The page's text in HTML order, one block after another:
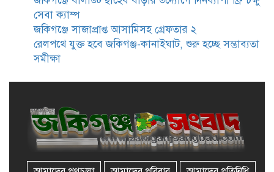
ভাতা পেতে টাকা লাগে না, জকিগঞ্জে
সমাজসেবা কর্মকর্তার গুরুত্বপূর্ণ বার্তা
জকিগঞ্জে সরকারি পাঁচ ভাতার আবেদন
জকিগঞ্জে সুরমা নদীর বালুমহালে
মোবাইল কোর্ট পরিচালনা করলেন
ইউএনও: সরেজমিনে অভিযোগের
সেবা ক্যাম্প
জকিগঞ্জে সাজাপ্রাপ্ত আসামিসহ গ্রেফতার ২
রেলপথে যুক্ত হবে জকিগঞ্জ-কানাইঘাট, শুরু হচ্ছে সম্ভাব্যতা
সমীক্ষা